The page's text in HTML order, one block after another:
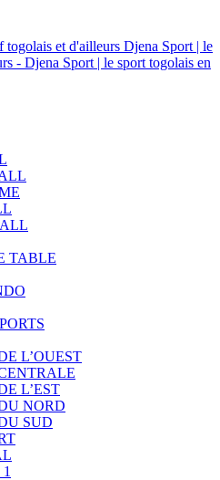
Djena Sport | le
- Djena Sport | le sport togolais en
TABLE
L’OUEST
L’EST
NORD
SUD